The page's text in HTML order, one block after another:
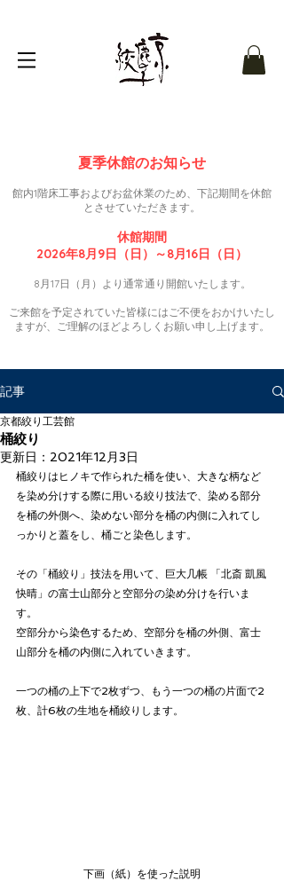
夏季休館のお知らせ
館内1階床工事およびお盆休業のため、下記期間を休館
とさせていただきます。
休館期間
2026年8月9日（日）～8月16日（日）
8月17日（月）より通常通り開館いたします。
ご来館を予定されていた皆様にはご不便をおかけいたし
ますが、ご理解のほどよろしくお願い申し上げます。
記事
桶絞り
京都絞り工芸館
更新日： 2021年12月3日
桶絞りはヒノキで作られた桶を使い、大きな柄など
を染め分けする際に用いる絞り技法で、染める部分
を桶の外側へ、染めない部分を桶の内側に入れてし
っかりと蓋をし、桶ごと染色します。
その「桶絞り」技法を用いて、巨大几帳 「北斎 凱風
快晴」の富士山部分と空部分の染め分けを行いま
す。
空部分から染色するため、空部分を桶の外側、富士
山部分を桶の内側に入れていきます。
一つの桶の上下で2枚ずつ、もう一つの桶の片面で2
枚、計6枚の生地を桶絞りします。
下画（紙）を使った説明